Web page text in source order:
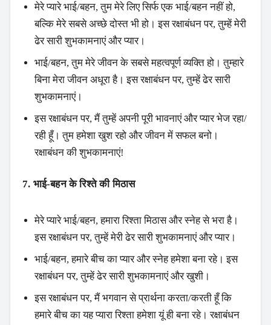
मेरे प्यारे भाई/बहन, तुम मेरे लिए सिर्फ एक भाई/बहन नहीं हो,
बल्कि मेरे सबसे अच्छे दोस्त भी हो। इस रक्षाबंधन पर, तुम्हें मेरी
ढेर सारी शुभकामनाएं और प्यार।
भाई/बहन, तुम मेरे जीवन के सबसे महत्वपूर्ण व्यक्ति हो। तुम्हारे
बिना मेरा जीवन अधूरा है। इस रक्षाबंधन पर, तुम्हें ढेर सारी
शुभकामनाएं।
इस रक्षाबंधन पर, मैं तुम्हें अपनी पूरी भावनाएं और प्यार भेज रहा/
रही हूँ। तुम हमेशा खुश रहो और जीवन में सफल बनो।
रक्षाबंधन की शुभकामनाएं!
7. भाई-बहन के रिश्ते की मिठास
मेरे प्यारे भाई/बहन, हमारा रिश्ता मिठास और स्नेह से भरा है।
इस रक्षाबंधन पर, तुम्हें मेरी ढेर सारी शुभकामनाएं और प्यार।
भाई/बहन, हमारे बीच का प्यार और स्नेह हमेशा बना रहे। इस
रक्षाबंधन पर, तुम्हें ढेर सारी शुभकामनाएं और खुशी।
इस रक्षाबंधन पर, मैं भगवान से प्रार्थना करता/करती हूँ कि
हमारे बीच का यह प्यारा रिश्ता हमेशा यूं ही बना रहे। रक्षाबंधन